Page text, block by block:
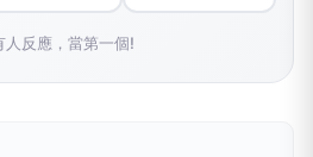
人反應，當第一個!